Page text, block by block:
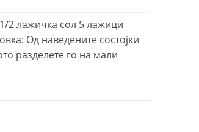
2 лажичка сол 5 лажици
Од наведените состојки
разделете го на мали